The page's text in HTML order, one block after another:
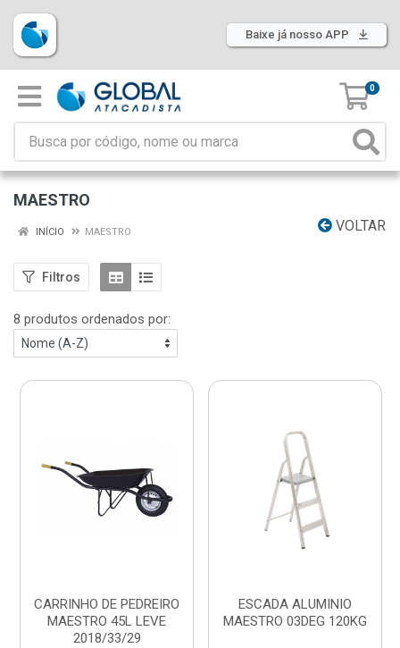
Baixe já nosso APP
0
MAESTRO
VOLTAR
INÍCIO MAESTRO
Filtros
8 produtos ordenados por:
CARRINHO DE PEDREIRO
MAESTRO 45L LEVE
2018/33/29
ESCADA ALUMINIO
MAESTRO 03DEG 120KG